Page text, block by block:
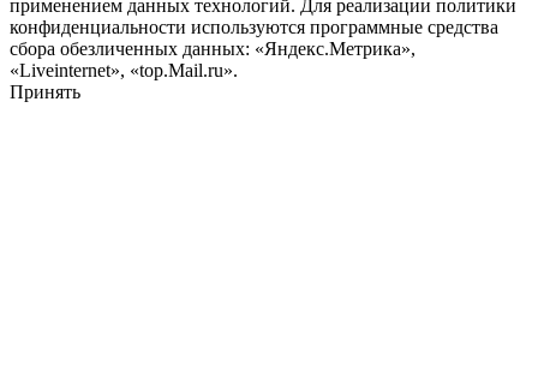
применением данных технологий. Для реализации политики
конфиденциальности используются программные средства
сбора обезличенных данных: «Яндекс.Метрика»,
«Liveinternet», «top.Mail.ru».
Принять